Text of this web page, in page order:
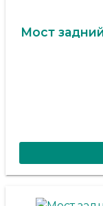
Мост